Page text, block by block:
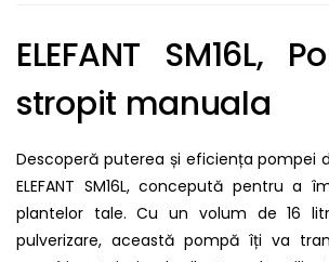
ELEFANT SM16L,
stropit manuala
Descoperă puterea și eficiența pompei
ELEFANT SM16L, concepută pentru a
plantelor tale. Cu un volum de 16
pulverizare, această pompă îți va